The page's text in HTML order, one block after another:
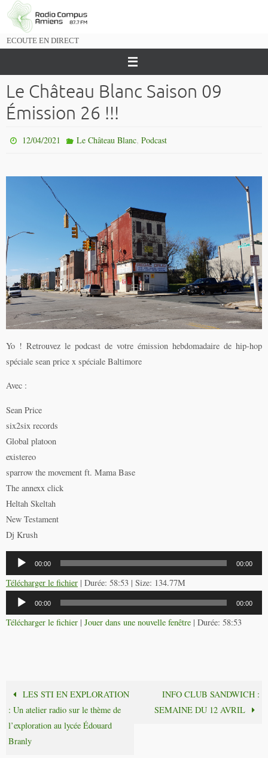
Passer
vers
ECOUTE EN DIRECT
Le Château Blanc Saison 09
Émission 26 !!!
12/04/2021 Le Château Blanc, Podcast
Yo ! Retrouvez le podcast de votre émission hebdomadaire de hip-hop
spéciale sean price x spéciale Baltimore
Avec :
Sean Price
six2six records
Global platoon
existereo
sparrow the movement ft. Mama Base
The annexx click
Heltah Skeltah
New Testament
Dj Krush
Lecteur
audio
00:00 00:00
Télécharger le fichier | Durée: 58:53 | Size: 134.77M
Lecteur
audio
00:00 00:00
Télécharger le fichier | Jouer dans une nouvelle fenêtre | Durée: 58:53
LES STI EN EXPLORATION
: Un atelier radio sur le thème de
l’exploration au lycée Édouard
Branly
INFO CLUB SANDWICH :
SEMAINE DU 12 AVRIL